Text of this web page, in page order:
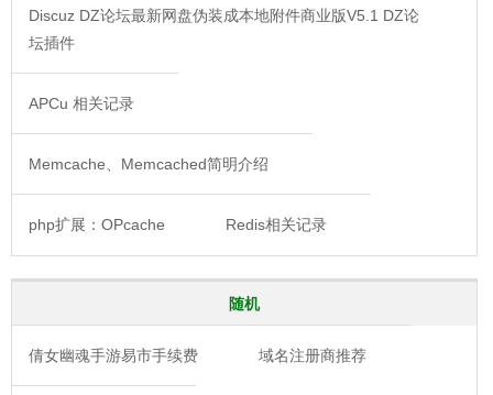
Discuz DZ论坛最新网盘伪装成本地附件商业版V5.1 DZ论
坛插件
APCu 相关记录
Memcache、Memcached简明介绍
php扩展：OPcache Redis相关记录
随机
倩女幽魂手游易市手续费 域名注册商推荐